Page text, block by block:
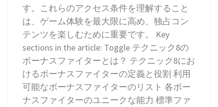
す。これらのアクセス条件を理解すること
は、ゲーム体験を最大限に高め、独占コン
テンツを楽しむために重要です。 Key
sections in the article: Toggle テクニック8の
ボーナスファイターとは？ テクニック8にお
けるボーナスファイターの定義と役割 利用
可能なボーナスファイターのリスト 各ボー
ナスファイターのユニークな能力 標準ファ